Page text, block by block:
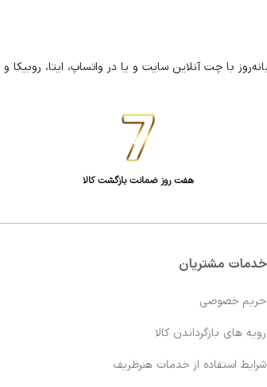
هفت روز ضمانت بازگشت کالا
خدمات مشتریان
حریم خصوصی
رویه های بازگرداندن کالا
شرایط استفاده از خدمات هنرظریف